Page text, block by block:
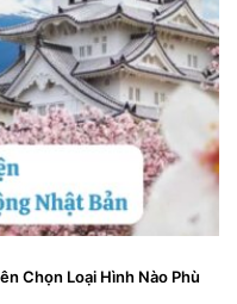
Chọn Loại Hình Nào Phù